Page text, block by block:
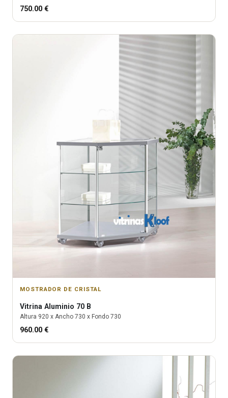
750.00 €
MOSTRADOR DE CRISTAL
Vitrina Aluminio 70 B
Altura 920 x Ancho 730 x Fondo 730
960.00 €